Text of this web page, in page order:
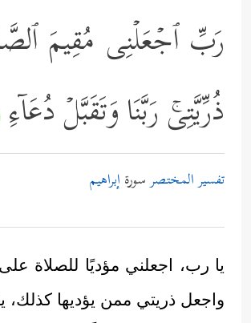
رَبِّ ٱجۡعَلۡنِی مُقِیمَ
ذُرِّیَّتِیۚ رَبَّنَا وَتَقَبَّلۡ دُعَاۤءِ
تفسير المختصرسورة إبراهيم
يا رب، اجعلني مؤديًا للصلاة
واجعل ذريتي ممن يؤديها كذلك،